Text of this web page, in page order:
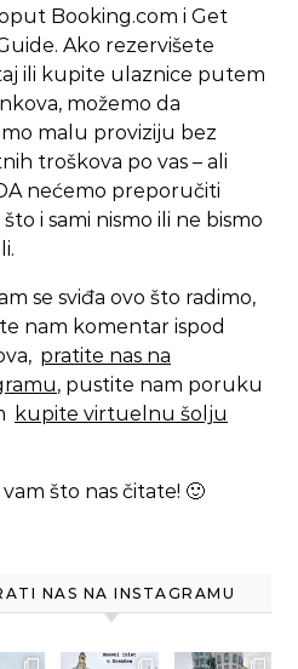
Booking.com i Get
Ako rezervišete
ili kupite ulaznice putem
možemo da
malu proviziju bez
troškova po vas – ali
nećemo preporučiti
i sami nismo ili ne bismo
se sviđa ovo što radimo,
nam komentar ispod
pratite nas na
, pustite nam poruku
kupite virtuelnu šolju
što nas čitate! 🙂
NAS NA INSTAGRAMU